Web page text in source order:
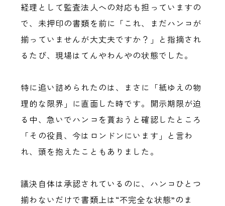
経理として監査法人への対応も担っていますの
で、未押印の書類を前に「これ、まだハンコが
揃っていませんが大丈夫ですか？」と指摘され
るたび、現場はてんやわんやの状態でした。
特に追い詰められたのは、まさに「紙ゆえの物
理的な限界」に直面した時です。開示期限が迫
る中、急いでハンコを貰おうと確認したところ
「その役員、今はロンドンにいます」と言わ
れ、頭を抱えたこともありました。
議決自体は承認されているのに、ハンコひとつ
揃わないだけで書類上は“不完全な状態”のま